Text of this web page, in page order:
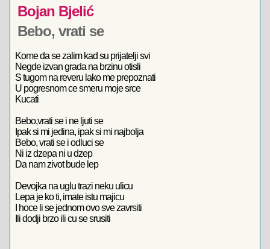
Bojan Bjelić
Bebo, vrati se
Kome da se zalim kad su prijatelji svi
Negde izvan grada na brzinu otisli
S tugom na reveru lako me prepoznati
U pogresnom ce smeru moje srce
Kucati
Bebo,vrati se i ne ljuti se
Ipak si mi jedina, ipak si mi najbolja
Bebo, vrati se i odluci se
Ni iz dzepa ni u dzep
Da nam zivot bude lep
Devojka na uglu trazi neku ulicu
Lepa je ko ti, imate istu majicu
I hoce li se jednom ovo sve zavrsiti
Ili dodji brzo ili cu se srusiti